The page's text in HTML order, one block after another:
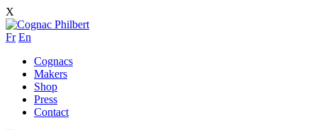
X
Fr En
Cognacs
Makers
Shop
Press
Contact